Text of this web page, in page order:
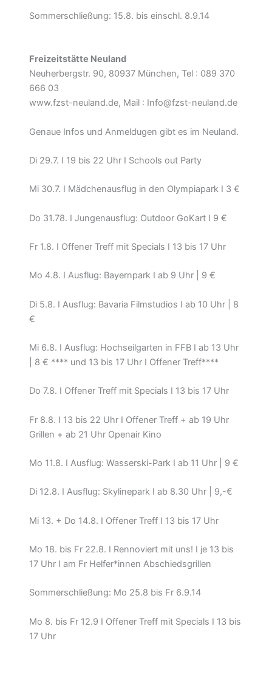
Sommerschließung: 15.8. bis einschl. 8.9.14
Freizeitstätte Neuland
Neuherbergstr. 90, 80937 München, Tel : 089 370
666 03
www.fzst-neuland.de, Mail : Info@fzst-neuland.de
Genaue Infos und Anmeldugen gibt es im Neuland.
Di 29.7. I 19 bis 22 Uhr I Schools out Party
Mi 30.7. I Mädchenausflug in den Olympiapark I 3 €
Do 31.78. I Jungenausflug: Outdoor GoKart I 9 €
Fr 1.8. I Offener Treff mit Specials I 13 bis 17 Uhr
Mo 4.8. I Ausflug: Bayernpark I ab 9 Uhr | 9 €
Di 5.8. I Ausflug: Bavaria Filmstudios I ab 10 Uhr | 8
€
Mi 6.8. I Ausflug: Hochseilgarten in FFB I ab 13 Uhr
| 8 € **** und 13 bis 17 Uhr I Offener Treff****
Do 7.8. I Offener Treff mit Specials I 13 bis 17 Uhr
Fr 8.8. I 13 bis 22 Uhr I Offener Treff + ab 19 Uhr
Grillen + ab 21 Uhr Openair Kino
Mo 11.8. I Ausflug: Wasserski-Park I ab 11 Uhr | 9 €
Di 12.8. I Ausflug: Skylinepark I ab 8.30 Uhr | 9,-€
Mi 13. + Do 14.8. I Offener Treff I 13 bis 17 Uhr
Mo 18. bis Fr 22.8. I Rennoviert mit uns! I je 13 bis
17 Uhr I am Fr Helfer*innen Abschiedsgrillen
Sommerschließung: Mo 25.8 bis Fr 6.9.14
Mo 8. bis Fr 12.9 I Offener Treff mit Specials I 13 bis
17 Uhr